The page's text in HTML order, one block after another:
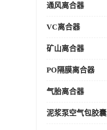
通风离合器
VC离合器
矿山离合器
PO隔膜离合器
气胎离合器
泥浆泵空气包胶囊